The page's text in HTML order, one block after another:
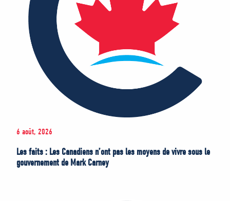
6 août, 2026
Les faits : Les Canadiens n’ont pas les moyens de vivre sous le
gouvernement de Mark Carney